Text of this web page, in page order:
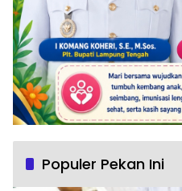
Populer Pekan Ini